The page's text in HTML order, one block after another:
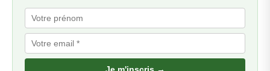
Je m'inscris →